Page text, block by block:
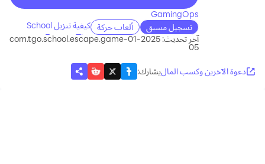
GamingOps
تسجيل مسبق
ألعاب حركة
كيفية تنزيل School
Escape Tim
الكمبيوتر الخاص بك
آخر تحديث: 2025-01-
05
com.tgo.school.escape.game
دعوة الآخرين وكسب الماليشارك: